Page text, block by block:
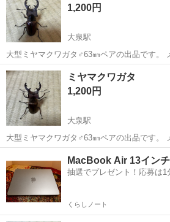
1,200円
大泉駅
大型ミヤマクワガタ♂63㎜ペアの出品です。
ズは素人測定なので完璧ではありません。
と思います。 ノコギリクワガタかカブトムシも欲しければお付けしま
す。 入れ物持参してくだ...
三重 いなべ市 大泉駅 その他
ミヤマクワガタ
1,200円
大泉駅
大型ミヤマクワガタ♂63㎜ペアの出品です。
ズは素人測定なので完璧ではありません。
と思います。 ノコギリクワガタかカブトムシも欲しければお付けしま
す。 入れ物持参してくだ...
その他
MacBook Air 13イン
抽選でプレゼント！応募は1
くらしノート